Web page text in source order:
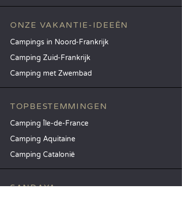
ONZE VAKANTIE-IDEEËN
Campings in Noord-Frankrijk
Camping Zuid-Frankrijk
Camping met Zwembad
TOPBESTEMMINGEN
Camping Île-de-France
Camping Aquitaine
Camping Catalonië
SANDAYA